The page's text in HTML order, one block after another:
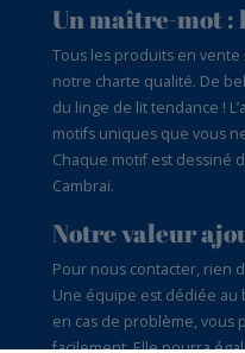
Un maître-mot :
Tous les produits en
notre charte qualité. De
du linge de lit tendance !
motifs uniques que vous
Chaque motif est dessiné
Cambrai.
Notre valeur
Pour nous contacter, rien
Une équipe est dédiée au
en cas de problème, vous
facilement. Elle pourra